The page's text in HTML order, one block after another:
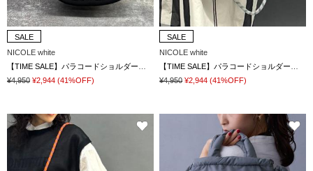
SALE
NICOLE white
【TIME SALE】パラコードショルダーバッグ
¥4,950 ¥2,944 (41%OFF)
SALE
NICOLE white
【TIME SALE】パラコードショルダーバッグ
¥4,950 ¥2,944 (41%OFF)